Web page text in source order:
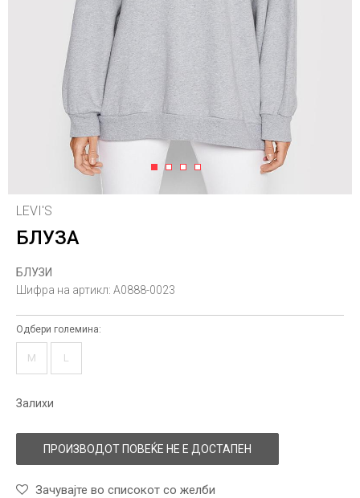
1 2 3 4
LEVI'S
БЛУЗА
БЛУЗИ
Шифра на артикл: A0888-0023
Одбери големина:
M L
Залихи
ПРОИЗВОДОТ ПОВЕЌЕ НЕ Е ДОСТАПЕН
Зачувајте во списокот со желби